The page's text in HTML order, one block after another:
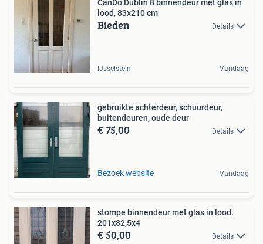
CanDo Dublin 8 binnendeur met glas in
lood, 83x210 cm
Bieden Details
IJsselstein Vandaag
gebruikte achterdeur, schuurdeur,
buitendeuren, oude deur
€ 75,00 Details
Bezoek website Vandaag
stompe binnendeur met glas in lood.
201x82,5x4
€ 50,00 Details